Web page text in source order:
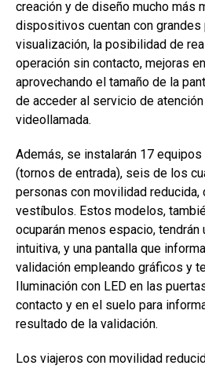
creación y de diseño mucho más
dispositivos cuentan con grandes
visualización, la posibilidad de
operación sin contacto, mejoras
aprovechando el tamaño de la
de acceder al servicio de
videollamada.
Además, se instalarán 17
(tornos de entrada), seis de los
personas con movilidad
vestíbulos. Estos modelos,
ocuparán menos espacio, tendrán
intuitiva, y una pantalla que
validación empleando gráficos y
Iluminación con LED en las
contacto y en el suelo para
resultado de la validación.
Los viajeros con movilidad